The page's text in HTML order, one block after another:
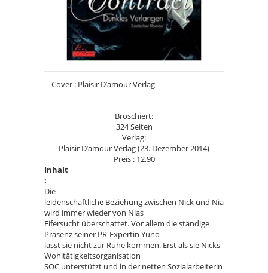
Cover : Plaisir D’amour Verlag
Broschiert:
324 Seiten
Verlag:
Plaisir D’amour Verlag (23. Dezember 2014)
Preis : 12,90
Inhalt
:
Die
leidenschaftliche Beziehung zwischen Nick und Nia
wird immer wieder von Nias
Eifersucht überschattet. Vor allem die ständige
Präsenz seiner PR-Expertin Yuno
lässt sie nicht zur Ruhe kommen. Erst als sie Nicks
Wohltätigkeitsorganisation
SOC unterstützt und in der netten Sozialarbeiterin